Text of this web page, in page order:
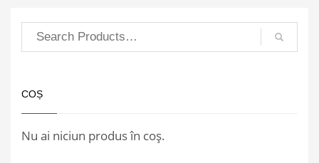
COȘ
Nu ai niciun produs în coș.